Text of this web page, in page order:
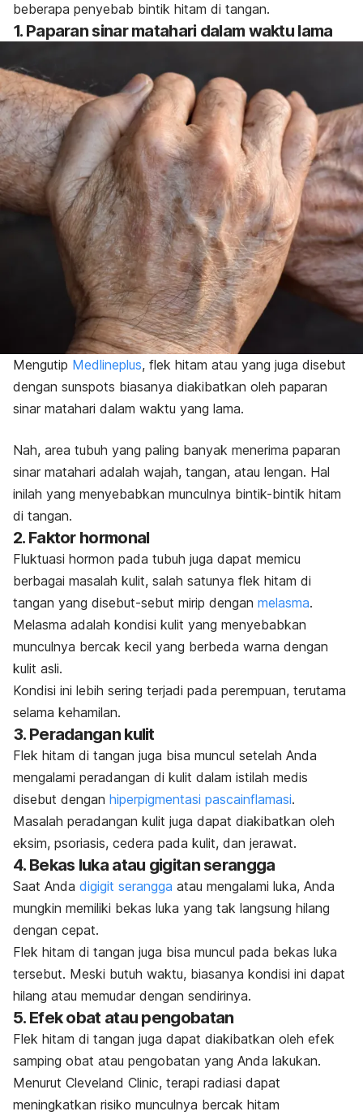
beberapa penyebab bintik hitam di tangan.
1. Paparan sinar matahari dalam waktu lama
Mengutip Medlineplus, flek hitam atau yang juga disebut
dengan sunspots biasanya diakibatkan oleh paparan
sinar matahari dalam waktu yang lama.
Nah, area tubuh yang paling banyak menerima paparan
sinar matahari adalah wajah, tangan, atau lengan. Hal
inilah yang menyebabkan munculnya bintik-bintik hitam
di tangan.
2. Faktor hormonal
Fluktuasi hormon pada tubuh juga dapat memicu
berbagai masalah kulit, salah satunya flek hitam di
tangan yang disebut-sebut mirip dengan melasma.
Melasma adalah kondisi kulit yang menyebabkan
munculnya bercak kecil yang berbeda warna dengan
kulit asli.
Kondisi ini lebih sering terjadi pada perempuan, terutama
selama kehamilan.
3. Peradangan kulit
Flek hitam di tangan juga bisa muncul setelah Anda
mengalami peradangan di kulit dalam istilah medis
disebut dengan hiperpigmentasi pascainflamasi.
Masalah peradangan kulit juga dapat diakibatkan oleh
eksim, psoriasis, cedera pada kulit, dan jerawat.
4. Bekas luka atau gigitan serangga
Saat Anda digigit serangga atau mengalami luka, Anda
mungkin memiliki bekas luka yang tak langsung hilang
dengan cepat.
Flek hitam di tangan juga bisa muncul pada bekas luka
tersebut. Meski butuh waktu, biasanya kondisi ini dapat
hilang atau memudar dengan sendirinya.
5. Efek obat atau pengobatan
Flek hitam di tangan juga dapat diakibatkan oleh efek
samping obat atau pengobatan yang Anda lakukan.
Menurut Cleveland Clinic, terapi radiasi dapat
meningkatkan risiko munculnya bercak hitam